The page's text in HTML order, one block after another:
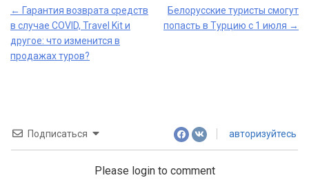
Post
navigation
← Гарантия возврата средств
в случае COVID, Travel Kit и
другое: что изменится в
продажах туров?
Белорусские туристы смогут
попасть в Турцию с 1 июля →
Подписаться авторизуйтесь
Please login to comment